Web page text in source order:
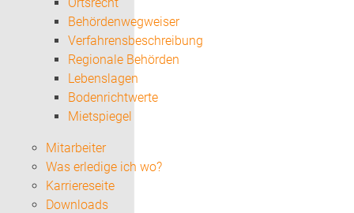
Behördenwegweiser
Verfahrensbeschreibung
Regionale Behörden
Lebenslagen
Bodenrichtwerte
Mietspiegel
Mitarbeiter
Was erledige ich wo?
Karriereseite
Downloads